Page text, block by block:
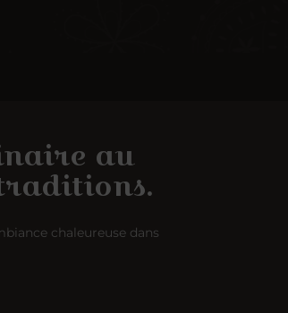
au
chaleureuse dans